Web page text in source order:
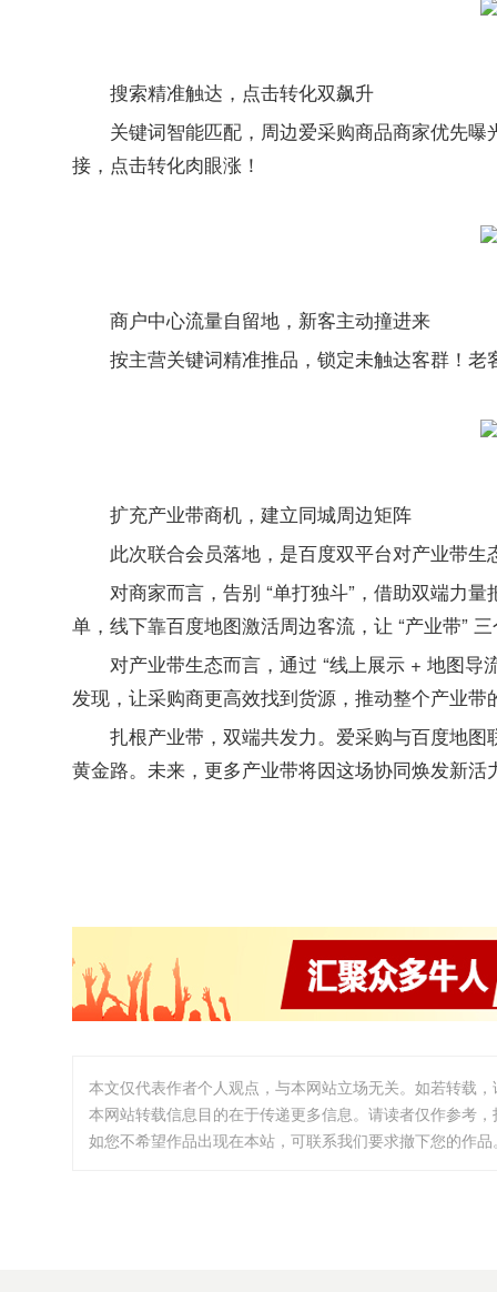
搜索精准触达，点击转化双飙升
关键词智能匹配，周边爱采购商品商家优先
接，点击转化肉眼涨！
商户中心流量自留地，新客主动撞进来
按主营关键词精准推品，锁定未触达客群！
扩充产业带商机，建立同城周边矩阵
此次联合会员落地，是百度双平台对产业带生
对商家而言，告别 “单打独斗”，借助双端力
单，线下靠百度地图激活周边客流，让 “产业带”
对产业带生态而言，通过 “线上展示 + 地图
发现，让采购商更高效找到货源，推动整个产业带
扎根产业带，双端共发力。爱采购与百度地
黄金路。未来，更多产业带将因这场协同焕发新
本文仅代表作者个人观点，与本网站立场无关。如若转载
本网站转载信息目的在于传递更多信息。请读者仅作参考
如您不希望作品出现在本站，可联系我们要求撤下您的作